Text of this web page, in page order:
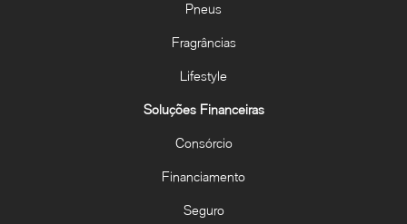
Pneus
Fragrâncias
Lifestyle
Soluções Financeiras
Consórcio
Financiamento
Seguro